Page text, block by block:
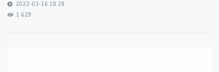
2022-03-16 18:28
1 629